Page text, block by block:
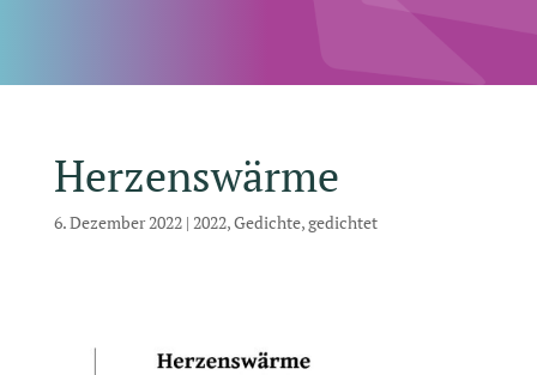
Herzenswärme
6. Dezember 2022| 2022,Gedichte,gedichtet